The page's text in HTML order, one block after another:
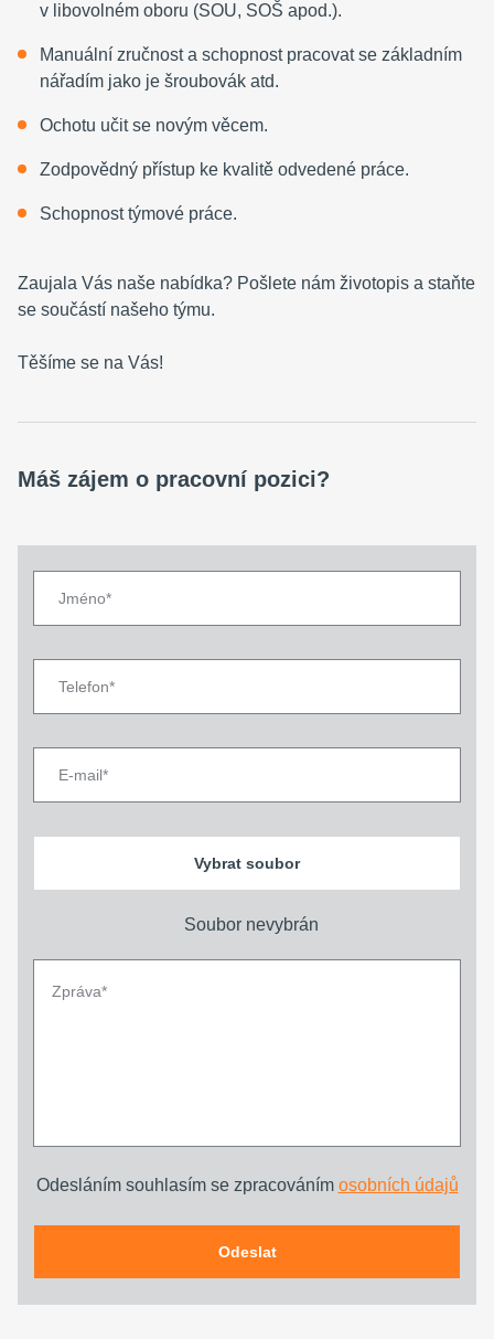
v libovolném oboru (SOU, SOŠ apod.).
Manuální zručnost a schopnost pracovat se základním
nářadím jako je šroubovák atd.
Ochotu učit se novým věcem.
Zodpovědný přístup ke kvalitě odvedené práce.
Schopnost týmové práce.
Zaujala Vás naše nabídka? Pošlete nám životopis a staňte
se součástí našeho týmu.
Těšíme se na Vás!
Máš zájem o pracovní pozici?
Vybrat soubor
Soubor nevybrán
Odesláním souhlasím se zpracováním osobních údajů
Odeslat